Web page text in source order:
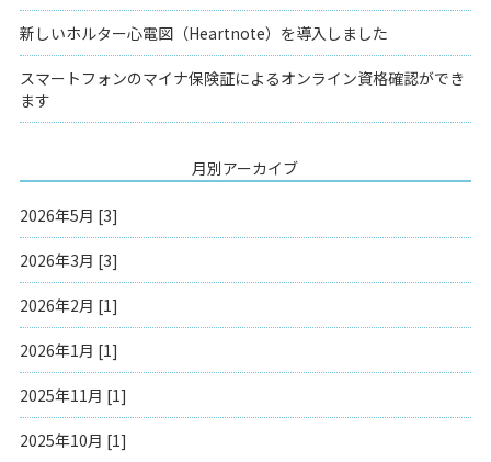
新しいホルター心電図（Heartnote）を導入しました
スマートフォンのマイナ保険証によるオンライン資格確認ができ
ます
月別アーカイブ
2026年5月 [3]
2026年3月 [3]
2026年2月 [1]
2026年1月 [1]
2025年11月 [1]
2025年10月 [1]